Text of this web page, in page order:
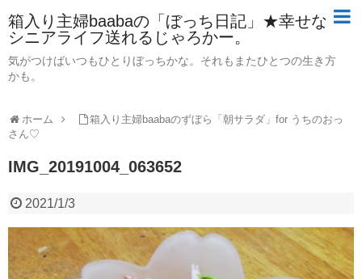
箱入り主婦baabaの「ぼっち日記」★幸せな
シニアライフ送れるじゃろかー。
気がつけばいつもひとりぼっちかな。それもまたひとつの生き方
かも。
ホーム
箱入り主婦baabaのずぼら「朝サラダ」for うちのおっ
さん♡
IMG_20191004_063652
2021/1/3